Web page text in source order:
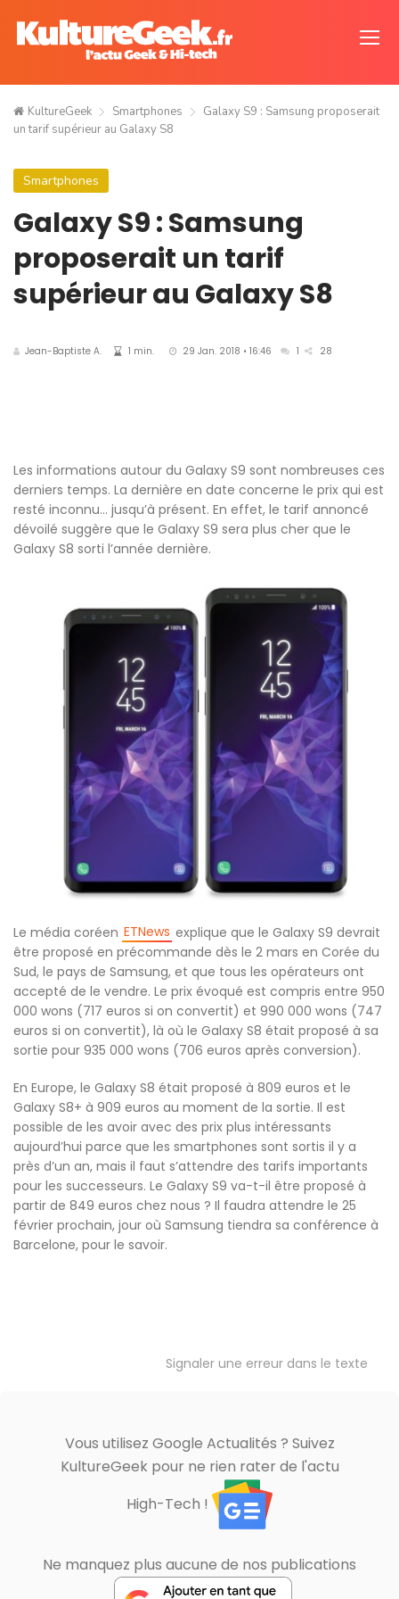
KultureGeek Smartphones
Galaxy S9 : Samsung proposerait
un tarif supérieur au Galaxy S8
Smartphones
Galaxy S9 : Samsung
proposerait un tarif
supérieur au Galaxy S8
Jean-Baptiste A. 1 min. 29 Jan. 2018 • 16:46 1 28
Les informations autour du Galaxy S9 sont nombreuses ces
derniers temps. La dernière en date concerne le prix qui est
resté inconnu… jusqu’à présent. En effet, le tarif annoncé
dévoilé suggère que le Galaxy S9 sera plus cher que le
Galaxy S8 sorti l’année dernière.
Le média coréen ETNews explique que le Galaxy S9 devrait
être proposé en précommande dès le 2 mars en Corée du
Sud, le pays de Samsung, et que tous les opérateurs ont
accepté de le vendre. Le prix évoqué est compris entre 950
000 wons (717 euros si on convertit) et 990 000 wons (747
euros si on convertit), là où le Galaxy S8 était proposé à sa
sortie pour 935 000 wons (706 euros après conversion).
En Europe, le Galaxy S8 était proposé à 809 euros et le
Galaxy S8+ à 909 euros au moment de la sortie. Il est
possible de les avoir avec des prix plus intéressants
aujourd’hui parce que les smartphones sont sortis il y a
près d’un an, mais il faut s’attendre des tarifs importants
pour les successeurs. Le Galaxy S9 va-t-il être proposé à
partir de 849 euros chez nous ? Il faudra attendre le 25
février prochain, jour où Samsung tiendra sa conférence à
Barcelone, pour le savoir.
Signaler une erreur dans le texte
Vous utilisez Google Actualités ? Suivez
KultureGeek pour ne rien rater de l'actu
High-Tech !
Ne manquez plus aucune de nos publications